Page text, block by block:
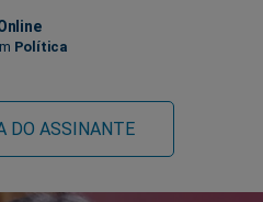
Política
DO ASSINANTE